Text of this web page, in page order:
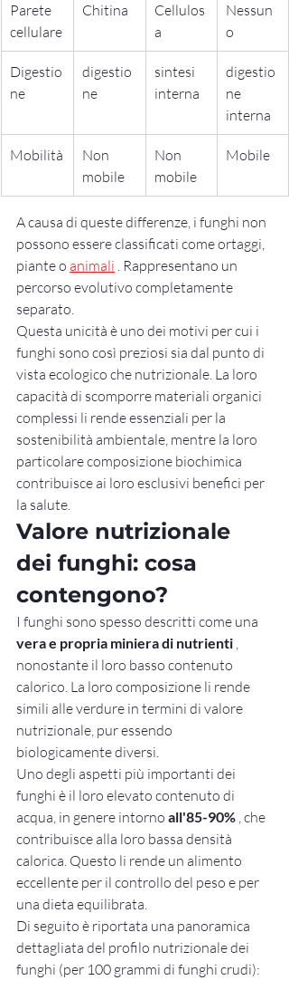
Parete
cellulare
Chitina
Cellulos
a
Nessun
o
Digestio
ne
digestio
ne
sintesi
interna
digestio
ne
interna
Mobilità
Non
mobile
Non
mobile
Mobile
A causa di queste differenze, i funghi non
possono essere classificati come ortaggi,
piante o animali . Rappresentano un
percorso evolutivo completamente
separato.
Questa unicità è uno dei motivi per cui i
funghi sono così preziosi sia dal punto di
vista ecologico che nutrizionale. La loro
capacità di scomporre materiali organici
complessi li rende essenziali per la
sostenibilità ambientale, mentre la loro
particolare composizione biochimica
contribuisce ai loro esclusivi benefici per
la salute.
Valore nutrizionale
dei funghi: cosa
contengono?
I funghi sono spesso descritti come una
vera e propria miniera di nutrienti
nonostante il loro basso contenuto
calorico. La loro composizione li rende
simili alle verdure in termini di valore
nutrizionale, pur essendo
biologicamente diversi.
Uno degli aspetti più importanti dei
funghi è il loro elevato contenuto di
acqua, in genere intorno all'85-90% , che
contribuisce alla loro bassa densità
calorica. Questo li rende un alimento
eccellente per il controllo del peso e per
una dieta equilibrata.
Di seguito è riportata una panoramica
dettagliata del profilo nutrizionale dei
funghi (per 100 grammi di funghi crudi):